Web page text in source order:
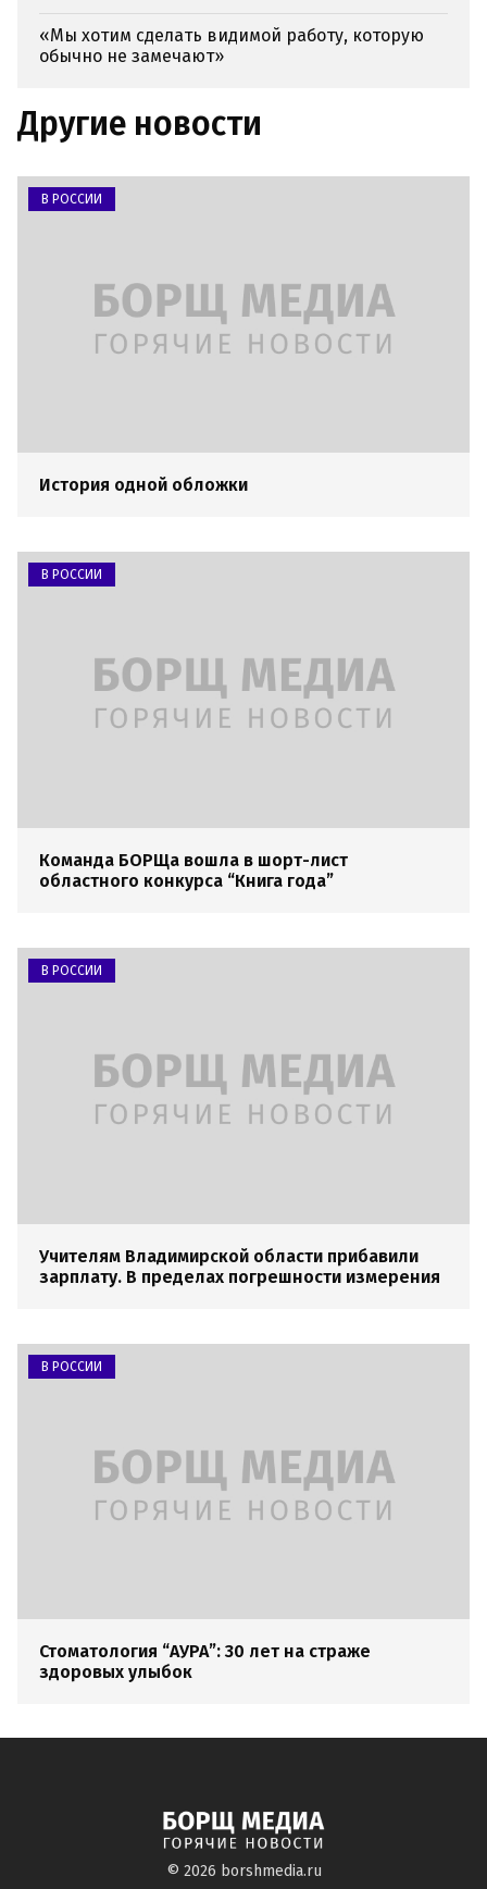
«Мы хотим сделать видимой работу, которую
обычно не замечают»
Другие новости
В РОССИИ
История одной обложки
В РОССИИ
Команда БОРЩа вошла в шорт-лист
областного конкурса “Книга года”
В РОССИИ
Учителям Владимирской области прибавили
зарплату. В пределах погрешности измерения
В РОССИИ
Стоматология “АУРА”: 30 лет на страже
здоровых улыбок
© 2026 borshmedia.ru